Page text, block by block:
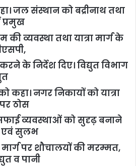
जल संस्थान को बद्रीनाथ तथा
प्रमुख
की व्यवस्था तथा यात्रा मार्ग के
के निर्देश दिए। विद्युत विभाग
कहा। नगर निकायों को यात्रा
पर ठोस
व्यवस्थाओं को सुदृढ़ बनाने
एवं सुलभ
पर शौचालयों की मरम्मत,
व पानी